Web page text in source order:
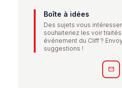
Boîte à idées
Des sujets vous
souhaiteriez les voir
événement du Cliff ?
suggestions !
mail